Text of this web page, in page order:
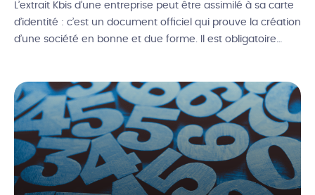
L’extrait Kbis d’une entreprise peut être assimilé à sa carte
d’identité : c’est un document officiel qui prouve la création
d’une société en bonne et due forme. Il est obligatoire
Comment se le procurer et quelles sont les […]